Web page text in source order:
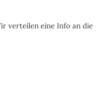
verteilen eine Info an die